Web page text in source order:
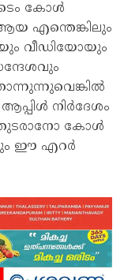
കോൾ
എന്തെങ്കിലും
വീഡിയോയും
നിർദേശം
കോൾ
ഈ എറർ